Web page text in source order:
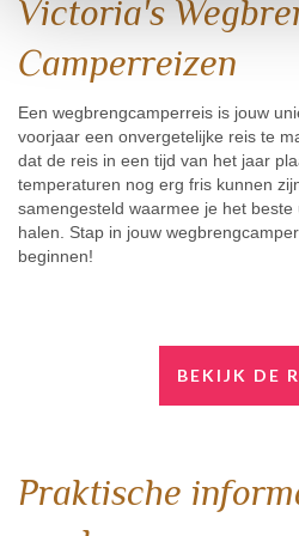
Victoria's
Camperreizen
Een wegbrengcamperreis is jouw
voorjaar een onvergetelijke reis te
dat de reis in een tijd van het jaar
temperaturen nog erg fris kunnen
samengesteld waarmee je het
halen. Stap in jouw
beginnen!
BEKIJK DE
Praktische